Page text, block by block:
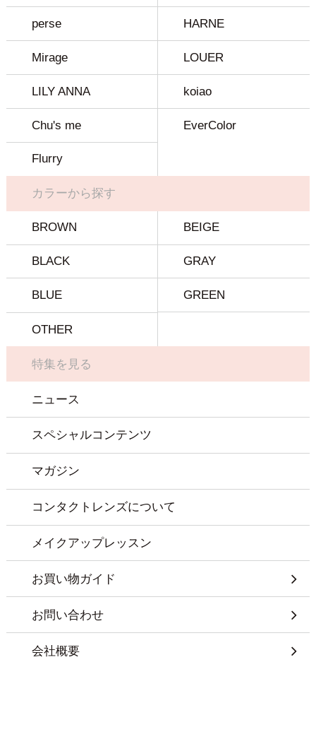
perse HARNE
Mirage LOUER
LILY ANNA koiao
Chu's me EverColor
Flurry
カラーから探す
BROWN BEIGE
BLACK GRAY
BLUE GREEN
OTHER
特集を見る
ニュース
スペシャルコンテンツ
マガジン
コンタクトレンズについて
メイクアップレッスン
お買い物ガイド
お問い合わせ
会社概要